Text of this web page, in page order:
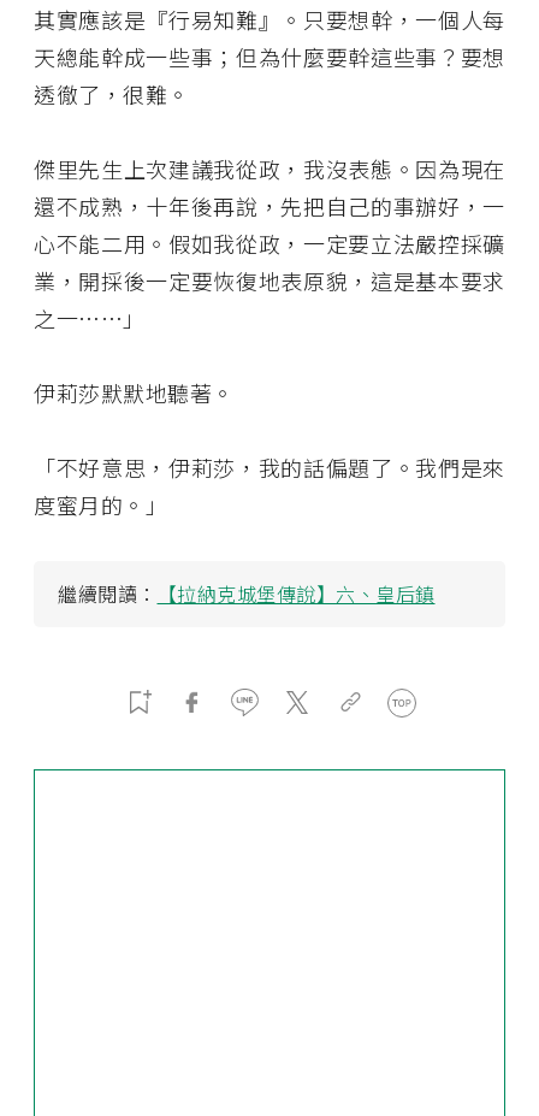
其實應該是『行易知難』。只要想幹，一個人每
天總能幹成一些事；但為什麼要幹這些事？要想
透徹了，很難。
傑里先生上次建議我從政，我沒表態。因為現在
還不成熟，十年後再說，先把自己的事辦好，一
心不能二用。假如我從政，一定要立法嚴控採礦
業，開採後一定要恢復地表原貌，這是基本要求
之一……」
伊莉莎默默地聽著。
「不好意思，伊莉莎，我的話偏題了。我們是來
度蜜月的。」
繼續閱讀： 【拉納克城堡傳說】六、皇后鎮